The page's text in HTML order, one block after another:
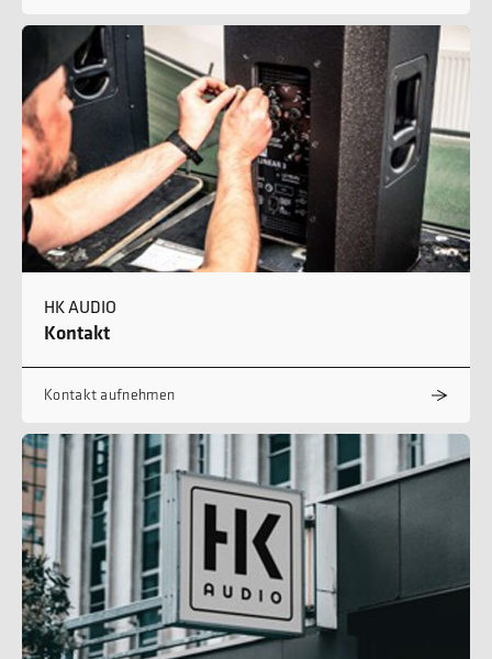
HK AUDIO
Kontakt
Kontakt aufnehmen